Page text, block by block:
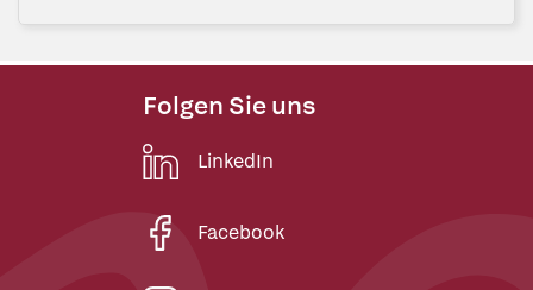
Folgen Sie uns
LinkedIn
Facebook